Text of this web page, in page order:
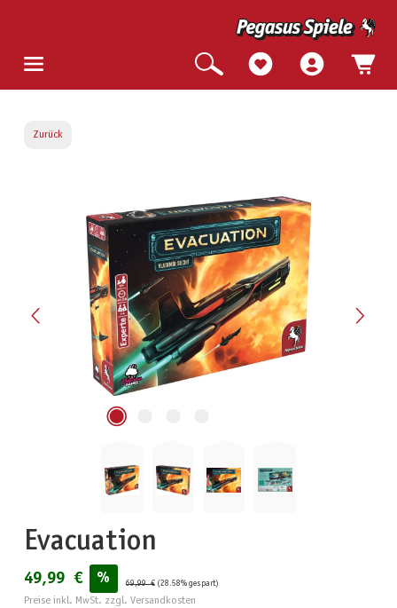
Zurück
Evacuation
49,99 € % 69,99 € (28.58% gespart)
Preise inkl. MwSt. zzgl. Versandkosten